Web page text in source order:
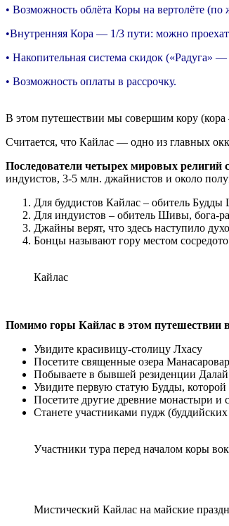
• Возможность облёта Коры на вертолёте
•Внутренняя Кора — 1/3 пути: можно
• Накопительная система скидок («Радуга»
• Возможность оплаты в рассрочку.
В этом путешествии мы совершим кору (кора
Считается, что Кайлас — одно из главных
Последователи четырех мировых
индуистов, 3-5 млн. джайнистов и около
Для буддистов Кайлас – обитель
Для индуистов – обитель Шивы, бога-
Джайны верят, что здесь наступило
Бонцы называют гору местом
Кайлас
Помимо горы Кайлас в этом путешествии
Увидите красивицу-столицу Лхасу
Посетите священные озера
Побываете в бывшей резиденции
Увидите первую статую Будды,
Посетите другие древние монастыри и
Станете участниками пудж
Участники тура перед началом коры
Мистический Кайлас на майские